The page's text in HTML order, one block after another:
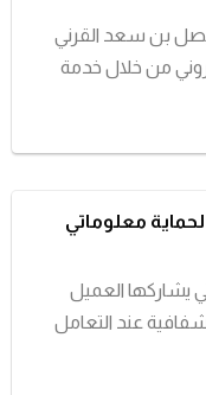
بن سعد القرني
من خلال خدمة
معلوماتي
يشاركها العميل
عند التعامل